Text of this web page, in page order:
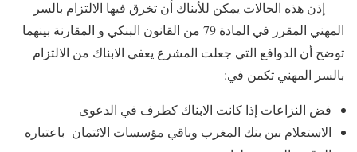
إذن هذه الحالات يمكن للأبناك أن تخرق فيها الالتزام بالسر
المهني المقرر في المادة 79 من القانون البنكي و المقارنة بينهما
توضح أن الدوافع التي جعلت المشرع يعفي الابناك من الالتزام
بالسر المهني تكمن في:
فض النزاعات إذا كانت الابناك كطرف في الدعوى
الاستعلام بين بنك المغرب وباقي مؤسسات الائتمان باعتباره